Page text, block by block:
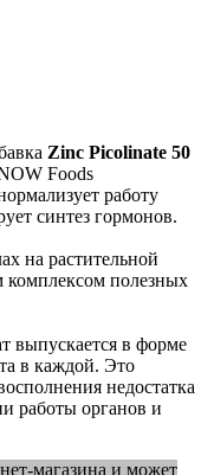
Zinc Picolinate 50
Foods
работу
синтез гормонов.
на растительной
полезных
выпускается в форме
в каждой. Это
недостатка
работы органов и
магазина и может